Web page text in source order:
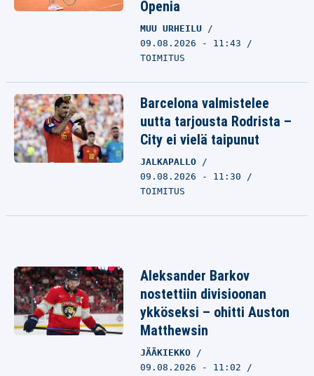
Openia
MUU URHEILU
09.08.2026 - 11:43
TOIMITUS
Barcelona valmistelee
uutta tarjousta Rodrista –
City ei vielä taipunut
JALKAPALLO
09.08.2026 - 11:30
TOIMITUS
Aleksander Barkov
nostettiin divisioonan
ykköseksi – ohitti Auston
Matthewsin
JÄÄKIEKKO
09.08.2026 - 11:02